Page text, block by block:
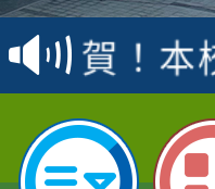
賽 洪
名
賀！本
倩參加
名 指
賀！本
園市英
賀！本